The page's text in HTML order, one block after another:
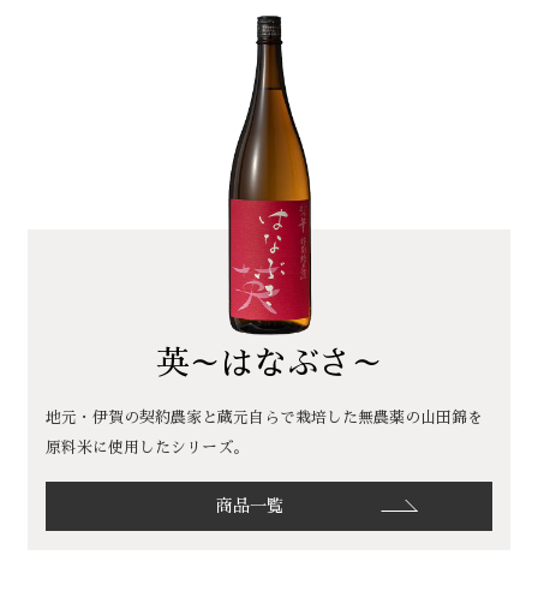
英～はなぶさ～
地元・伊賀の契約農家と蔵元自らで栽培した無農薬の山田錦を
原料米に使用したシリーズ。
商品一覧